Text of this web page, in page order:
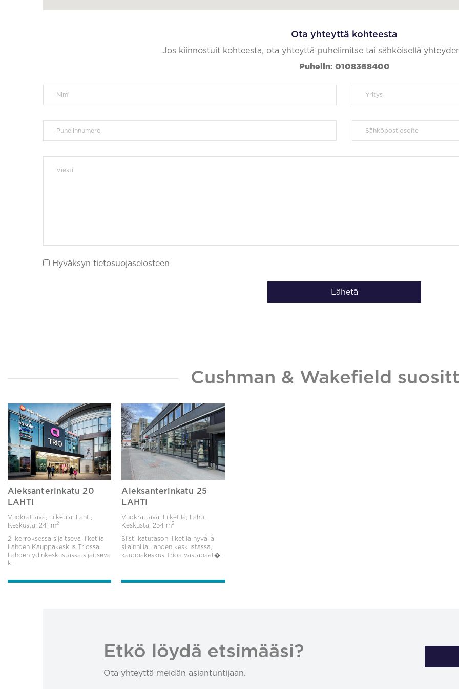
Ota yhteyttä kohteesta
Jos kiinnostuit kohteesta, ota yhteyttä puhelimitse tai sähköisellä
Puhelin: 0108368400
Hyväksyn tietosuojaselosteen
Lähetä
Cushman & Wakefield
Aleksanterinkatu 20
LAHTI
Vuokrattava, Liiketila, Lahti,
Keskusta, 241 m2
2. kerroksessa sijaitseva liiketila
Lahden Kauppakeskus Triossa.
Lahden ydinkeskustassa sijaitseva
k...
Aleksanterinkatu 25
LAHTI
Vuokrattava, Liiketila, Lahti,
Keskusta, 254 m2
Siisti katutason liiketila hyvällä
sijainnilla Lahden keskustassa,
kauppakeskus Trioa vastapäät�...
Etkö löydä etsimääsi?
Ota yhteyttä meidän asiantuntijaan.